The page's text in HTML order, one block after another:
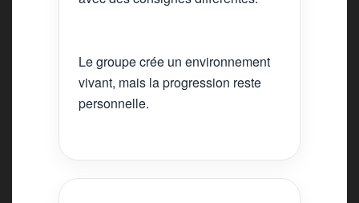
Le groupe crée un environnement
vivant, mais la progression reste
personnelle.